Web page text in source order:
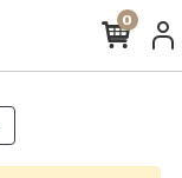
0